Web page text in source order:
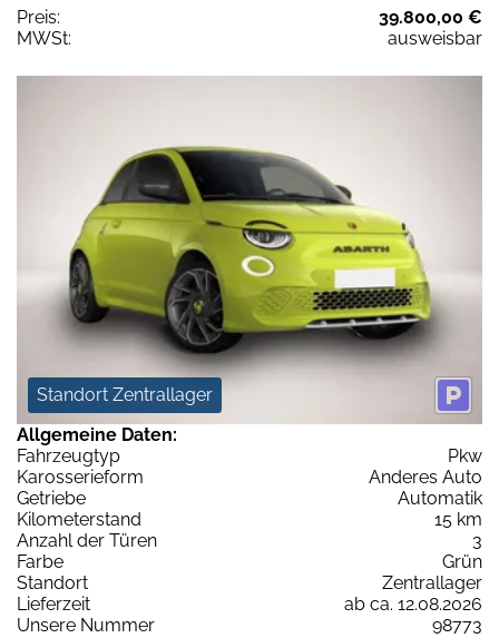
Preis:
39.800,00 €
MWSt:
ausweisbar
Standort Zentrallager
Allgemeine Daten:
Fahrzeugtyp
Pkw
Karosserieform
Anderes Auto
Getriebe
Automatik
Kilometerstand
15 km
Anzahl der Türen
3
Farbe
Grün
Standort
Zentrallager
Lieferzeit
ab ca. 12.08.2026
Unsere Nummer
98773